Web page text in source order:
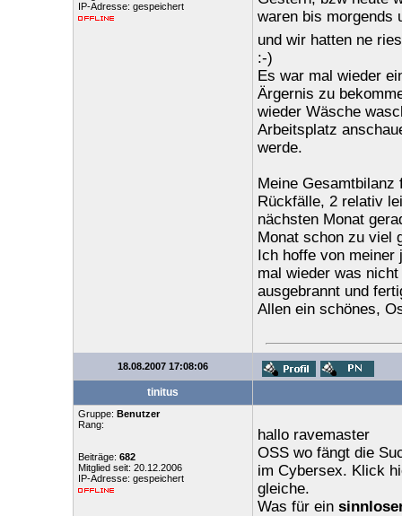
IP-Adresse: gespeichert
waren bis morgends
und wir hatten ne
:-)
Es war mal wieder
Ärgernis zu
wieder Wäsche
Arbeitsplatz
werde.
Meine
Rückfälle, 2 relativ
nächsten Monat
Monat schon zu viel
Ich hoffe von meiner
mal wieder was
ausgebrannt und
Allen ein schönes,
18.08.2007 17:08:06
tinitus
Gruppe: Benutzer
Rang:
Beiträge: 682
Mitglied seit: 20.12.2006
IP-Adresse: gespeichert
hallo ravemaster
OSS wo fängt die
im Cybersex. Klick
gleiche.
Was für ein